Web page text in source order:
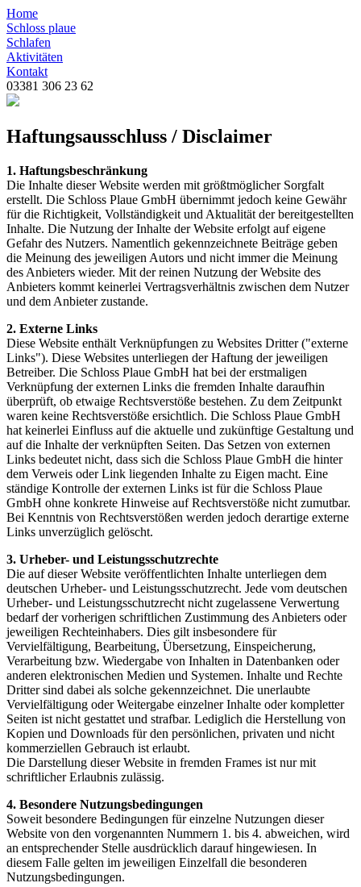
Home
Schloss plaue
Schlafen
Aktivitäten
Kontakt
03381 306 23 62
Haftungsausschluss / Disclaimer
1. Haftungsbeschränkung
Die Inhalte dieser Website werden mit größtmöglicher Sorgfalt
erstellt. Die Schloss Plaue GmbH übernimmt jedoch keine Gewähr
für die Richtigkeit, Vollständigkeit und Aktualität der bereitgestellten
Inhalte. Die Nutzung der Inhalte der Website erfolgt auf eigene
Gefahr des Nutzers. Namentlich gekennzeichnete Beiträge geben
die Meinung des jeweiligen Autors und nicht immer die Meinung
des Anbieters wieder. Mit der reinen Nutzung der Website des
Anbieters kommt keinerlei Vertragsverhältnis zwischen dem Nutzer
und dem Anbieter zustande.
2. Externe Links
Diese Website enthält Verknüpfungen zu Websites Dritter ("externe
Links"). Diese Websites unterliegen der Haftung der jeweiligen
Betreiber. Die Schloss Plaue GmbH hat bei der erstmaligen
Verknüpfung der externen Links die fremden Inhalte daraufhin
überprüft, ob etwaige Rechtsverstöße bestehen. Zu dem Zeitpunkt
waren keine Rechtsverstöße ersichtlich. Die Schloss Plaue GmbH
hat keinerlei Einfluss auf die aktuelle und zukünftige Gestaltung und
auf die Inhalte der verknüpften Seiten. Das Setzen von externen
Links bedeutet nicht, dass sich die Schloss Plaue GmbH die hinter
dem Verweis oder Link liegenden Inhalte zu Eigen macht. Eine
ständige Kontrolle der externen Links ist für die Schloss Plaue
GmbH ohne konkrete Hinweise auf Rechtsverstöße nicht zumutbar.
Bei Kenntnis von Rechtsverstößen werden jedoch derartige externe
Links unverzüglich gelöscht.
3. Urheber- und Leistungsschutzrechte
Die auf dieser Website veröffentlichten Inhalte unterliegen dem
deutschen Urheber- und Leistungsschutzrecht. Jede vom deutschen
Urheber- und Leistungsschutzrecht nicht zugelassene Verwertung
bedarf der vorherigen schriftlichen Zustimmung des Anbieters oder
jeweiligen Rechteinhabers. Dies gilt insbesondere für
Vervielfältigung, Bearbeitung, Übersetzung, Einspeicherung,
Verarbeitung bzw. Wiedergabe von Inhalten in Datenbanken oder
anderen elektronischen Medien und Systemen. Inhalte und Rechte
Dritter sind dabei als solche gekennzeichnet. Die unerlaubte
Vervielfältigung oder Weitergabe einzelner Inhalte oder kompletter
Seiten ist nicht gestattet und strafbar. Lediglich die Herstellung von
Kopien und Downloads für den persönlichen, privaten und nicht
kommerziellen Gebrauch ist erlaubt.
Die Darstellung dieser Website in fremden Frames ist nur mit
schriftlicher Erlaubnis zulässig.
4. Besondere Nutzungsbedingungen
Soweit besondere Bedingungen für einzelne Nutzungen dieser
Website von den vorgenannten Nummern 1. bis 4. abweichen, wird
an entsprechender Stelle ausdrücklich darauf hingewiesen. In
diesem Falle gelten im jeweiligen Einzelfall die besonderen
Nutzungsbedingungen.